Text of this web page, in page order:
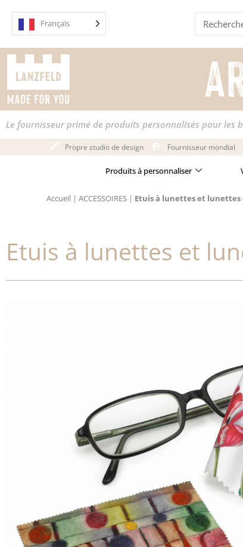
Français Recherche
Le fournisseur primé de produits personnalisés pour les
Propre studio de design Fournisseur mondial
Produits à personnaliser
Accueil | ACCESSOIRES | Etuis à lunettes et lunettes
Etuis à lunettes et